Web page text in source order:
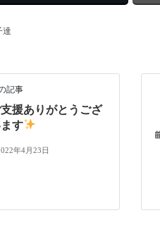
達
記事
支援ありがとうござ
す
年4月23日